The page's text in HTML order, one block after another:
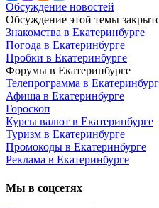
Обсуждение новостей
Обсуждение этой темы
Знакомства в Екатеринбурге
Погода в Екатеринбурге
Пробки в Екатеринбурге
Форумы в Екатеринбурге
Телепрограмма в
Афиша в Екатеринбурге
Гороскоп
Курсы валют в Екатеринбурге
Туризм в Екатеринбурге
Промокоды в Екатеринбурге
Реклама в Екатеринбурге
Мы в соцсетях